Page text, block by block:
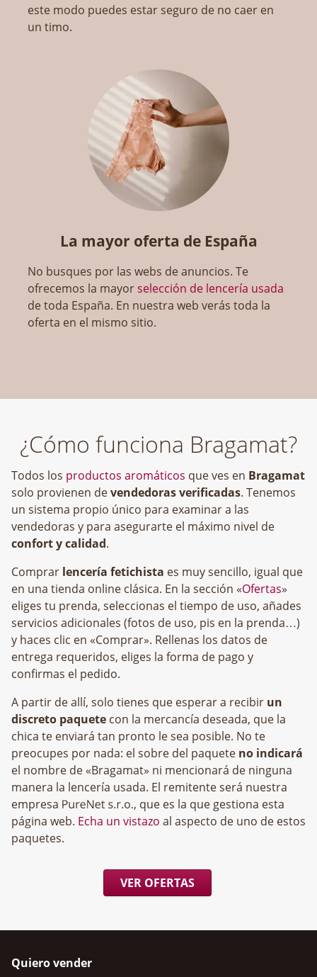
este modo puedes estar seguro de no caer en
un timo.
La mayor oferta de España
No busques por las webs de anuncios. Te
ofrecemos la mayorselección de lencería usada
de toda España. En nuestra web verás toda la
oferta en el mismo sitio.
¿Cómo funciona Bragamat?
Todos los productos aromáticos que ves en Bragamat
solo provienen devendedoras verificadas. Tenemos
un sistema propio único para examinar a las
vendedoras y para asegurarte el máximo nivel de
confort y calidad.
Comprar lencería fetichista es muy sencillo, igual que
en una tienda online clásica. En la sección «Ofertas»
eliges tu prenda, seleccionas el tiempo de uso, añades
servicios adicionales (fotos de uso, pis en la prenda…)
y haces clic en «Comprar». Rellenas los datos de
entrega requeridos, eliges la forma de pago y
confirmas el pedido.
A partir de allí, solo tienes que esperar a recibir un
discreto paquete con la mercancía deseada, que la
chica te enviará tan pronto le sea posible. No te
preocupes por nada: el sobre del paquete no indicará
el nombre de «Bragamat» ni mencionará de ninguna
manera la lencería usada. El remitente será nuestra
empresa
, que es la que gestiona esta
página web. Echa un vistazo al aspecto de uno de estos
paquetes.
VER OFERTAS
Quiero vender